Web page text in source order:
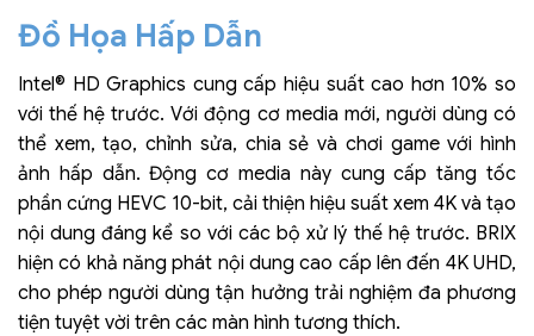
Đồ Họa Hấp Dẫn
Intel® HD Graphics cung cấp hiệu suất cao hơn 10% so
với thế hệ trước. Với động cơ media mới, người dùng có
thể xem, tạo, chỉnh sửa, chia sẻ và chơi game với hình
ảnh hấp dẫn. Động cơ media này cung cấp tăng tốc
phần cứng HEVC 10-bit, cải thiện hiệu suất xem 4K và tạo
nội dung đáng kể so với các bộ xử lý thế hệ trước. BRIX
hiện có khả năng phát nội dung cao cấp lên đến 4K UHD,
cho phép người dùng tận hưởng trải nghiệm đa phương
tiện tuyệt vời trên các màn hình tương thích.